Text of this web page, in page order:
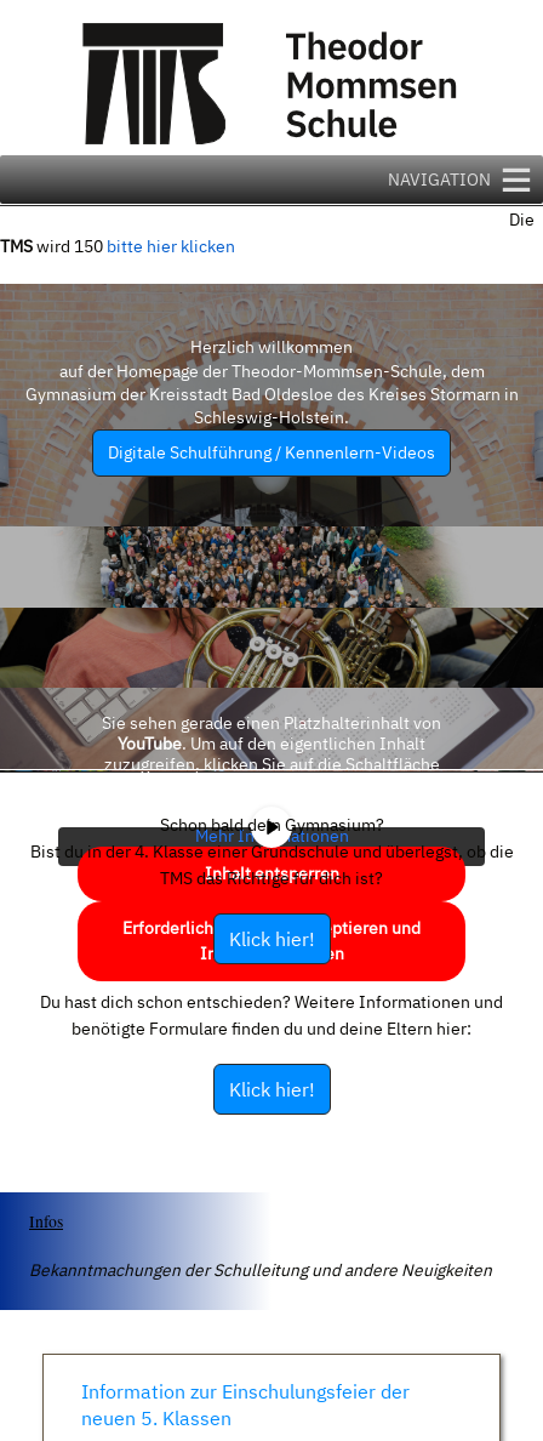
NAVIGATION
Die
TMSwird 150 bitte hier klicken
Herzlich willkommen
auf der Homepage der Theodor-Mommsen-Schule, dem
Gymnasium der Kreisstadt Bad Oldesloe des Kreises Stormarn in
Schleswig-Holstein.
Digitale Schulführung / Kennenlern-Videos
Sie sehen gerade einen Platzhalterinhalt von
YouTube. Um auf den eigentlichen Inhalt
zuzugreifen, klicken Sie auf die Schaltfläche
Mehr Informationen
Inhalt entsperren
Erforderlichen Service akzeptieren und
Inhalte entsperren
Schon bald dein Gymnasium?
Bist du in der 4. Klasse einer Grundschule und überlegst, ob die
TMS das Richtige für dich ist?
Klick hier!
Du hast dich schon entschieden? Weitere Informationen und
benötigte Formulare finden du und deine Eltern hier:
Klick hier!
Infos
Bekanntmachungen der Schulleitung und andere Neuigkeiten
Information zur Einschulungsfeier der
neuen 5. Klassen